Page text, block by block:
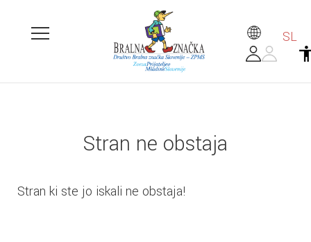
SL
Stran ne obstaja
Stran ki ste jo iskali ne obstaja!